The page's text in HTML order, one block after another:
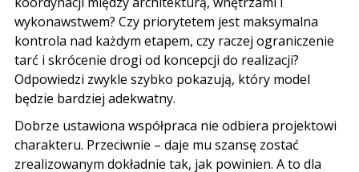
wykonawstwem? Czy priorytetem jest maksymalna
kontrola nad każdym etapem, czy raczej ograniczenie
tarć i skrócenie drogi od koncepcji do realizacji?
Odpowiedzi zwykle szybko pokazują, który model
będzie bardziej adekwatny.
Dobrze ustawiona współpraca nie odbiera projektowi
charakteru. Przeciwnie – daje mu szansę zostać
zrealizowanym dokładnie tak, jak powinien. A to dla